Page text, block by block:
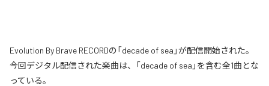
Evolution By Brave RECORDの「decade of sea」が配信開始された。
今回デジタル配信された楽曲は、「decade of sea」を含む全1曲とな
っている。